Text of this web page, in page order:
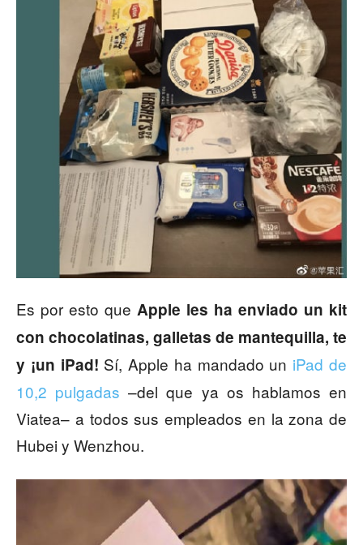
Es por esto que Apple les ha enviado un kit
con chocolatinas, galletas de mantequilla, te
y ¡un iPad! Sí, Apple ha mandado un iPad de
10,2 pulgadas –del que ya os hablamos en
Viatea– a todos sus empleados en la zona de
Hubei y Wenzhou.